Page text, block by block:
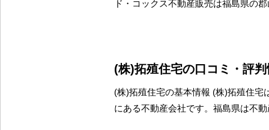
ド・コックス不動産販売は福島県の
(株)拓殖住宅の口コミ・評
(株)拓殖住宅の基本情報 (株)拓殖住宅
にある不動産会社です。福島県は不